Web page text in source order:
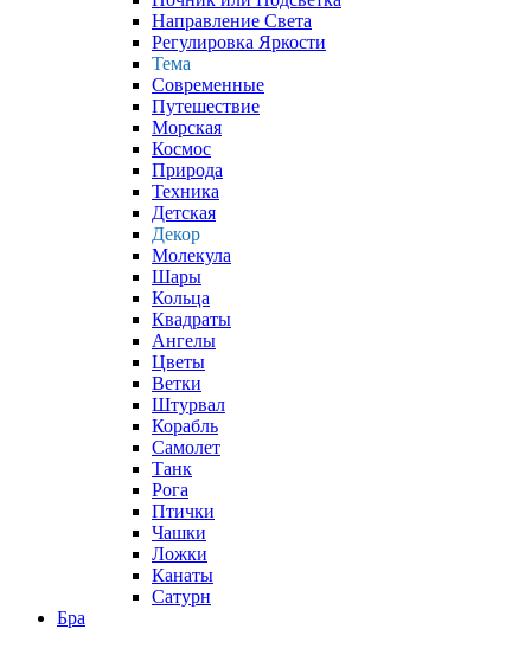
Направление Света
Регулировка Яркости
Тема
Современные
Путешествие
Морская
Космос
Природа
Техника
Детская
Декор
Молекула
Шары
Кольца
Квадраты
Ангелы
Цветы
Ветки
Штурвал
Корабль
Самолет
Танк
Рога
Птички
Чашки
Ложки
Канаты
Сатурн
Бра